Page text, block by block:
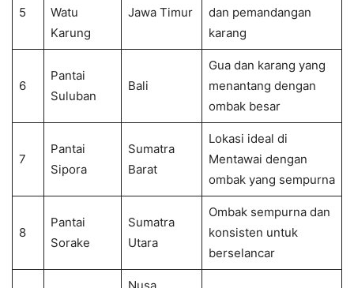
5
Watu
Karung
Jawa Timur
dan pemandangan
karang
6
Pantai
Suluban
Bali
Gua dan karang yang
menantang dengan
ombak besar
7
Pantai
Sipora
Sumatra
Barat
Lokasi ideal di
Mentawai dengan
ombak yang sempurna
8
Pantai
Sorake
Sumatra
Utara
Ombak sempurna dan
konsisten untuk
berselancar